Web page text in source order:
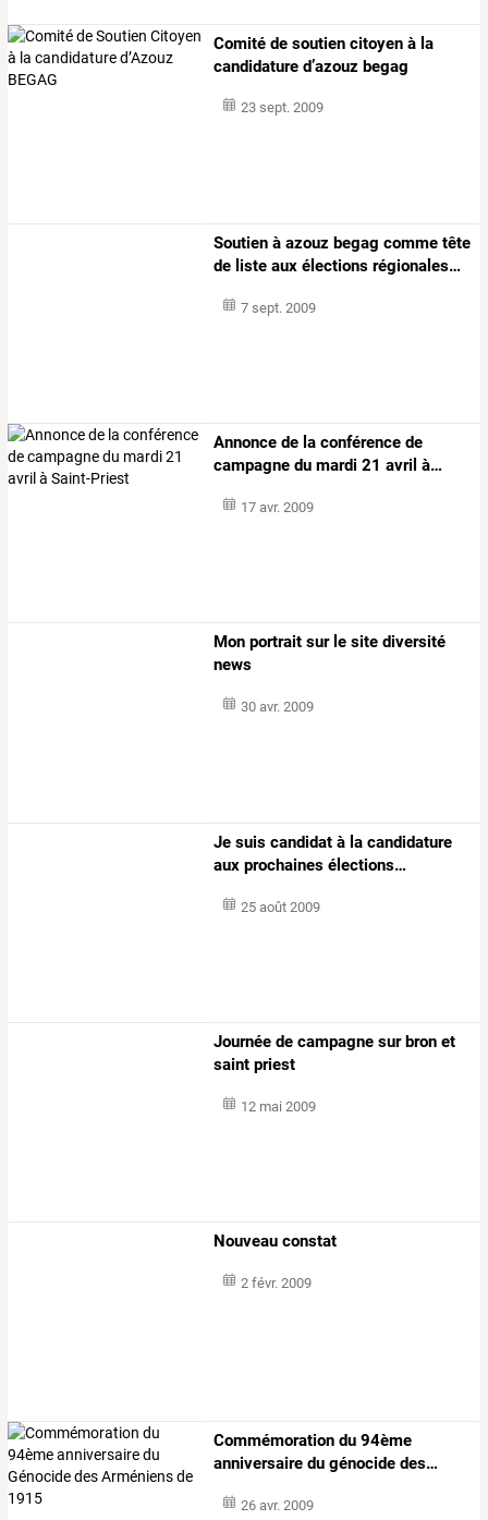
Comité de soutien citoyen à la
candidature d’azouz begag
23 sept. 2009
Soutien à azouz begag comme tête
de liste aux élections régionales…
7 sept. 2009
Annonce de la conférence de
campagne du mardi 21 avril à…
17 avr. 2009
Mon portrait sur le site diversité
news
30 avr. 2009
Je suis candidat à la candidature
aux prochaines élections…
25 août 2009
Journée de campagne sur bron et
saint priest
12 mai 2009
Nouveau constat
2 févr. 2009
Commémoration du 94ème
anniversaire du génocide des…
26 avr. 2009